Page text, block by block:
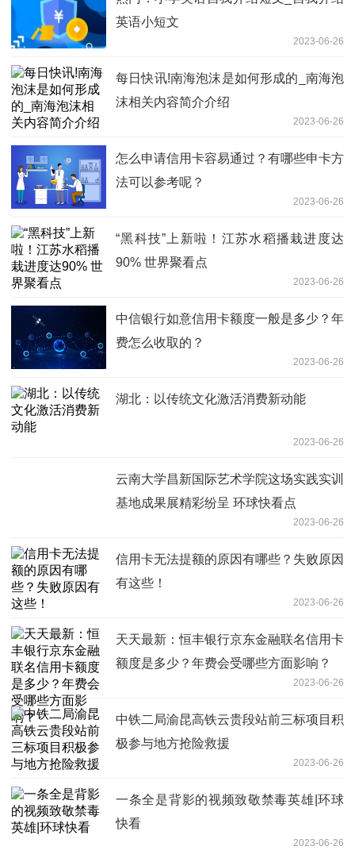
英语小短文
2023-06-26
每日快讯!南海泡沫是如何形成的_南海泡
沫相关内容简介介绍
2023-06-26
怎么申请信用卡容易通过？有哪些申卡方
法可以参考呢？
2023-06-26
“黑科技”上新啦！江苏水稻播栽进度达
90% 世界聚看点
2023-06-26
中信银行如意信用卡额度一般是多少？年
费怎么收取的？
2023-06-26
湖北：以传统文化激活消费新动能
2023-06-26
云南大学昌新国际艺术学院这场实践实训
基地成果展精彩纷呈 环球快看点
2023-06-26
信用卡无法提额的原因有哪些？失败原因
有这些！
2023-06-26
天天最新：恒丰银行京东金融联名信用卡
额度是多少？年费会受哪些方面影响？
2023-06-26
中铁二局渝昆高铁云贵段站前三标项目积
极参与地方抢险救援
2023-06-26
一条全是背影的视频致敬禁毒英雄|环球
快看
2023-06-26